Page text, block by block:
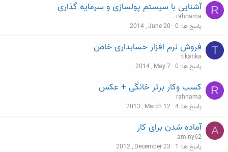
R آشنایی با سیستم پولسازی و سرمایه گذاری
rahnama
پاسخ ها 0
2014 , June 20
T فروش نرم افزار حسابداری خاص
tikatika
پاسخ ها 0
2014 , May 7
R کسب وکار برتر خانگی + عکس
rahnama
پاسخ ها 4
2013 , March 12
A آماده شدن برای کار
aminy62
پاسخ ها 1
2012 , December 23